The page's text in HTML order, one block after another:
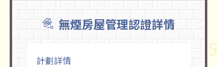
無煙房屋管理認證詳情
計劃詳情